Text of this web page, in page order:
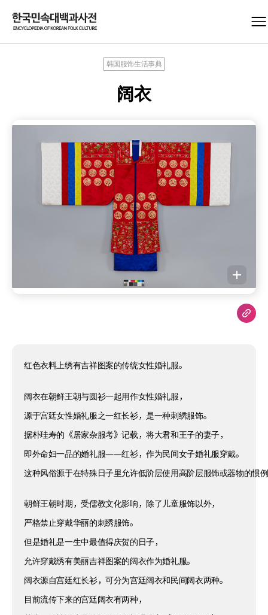
韩国服饰生活事典
阔衣
红色衣料上绣有吉祥图案的传统女性婚礼服。
阔衣在朝鲜王朝与圆衫一起用作女性婚礼服，
源于宫廷女性婚礼服之一红长衫，是一种刺绣服饰。
据朴珪寿的《居家杂服考》记载，将大君和王子的妻子，
即外命妇一品的婚礼服——红衫，作为民间女子婚礼服穿戴。
这种风俗源于在特殊日子里允许低阶层使用高阶层服饰或器物的惯
朝鲜王朝时期，受儒教文化影响，除了儿童服饰以外，
严格禁止穿戴华丽的刺绣服饰。
但是婚礼是一生中最值得庆贺的日子，
允许穿戴绣有美丽吉祥图案的阔衣作为婚礼服。
阔衣源自宫廷红长衫，可分为宫廷阔衣和民间阔衣两种。
目前流传下来的宫廷阔衣有两种，